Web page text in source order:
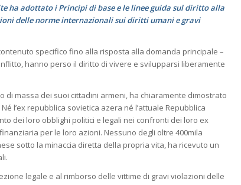
ha adottato i Principi di base e le linee guida sul diritto alla
delle norme internazionali sui diritti umani e gravi
specifico fino alla risposta alla domanda principale –
hanno perso il diritto di vivere e svilupparsi liberamente
di massa dei suoi cittadini armeni, ha chiaramente dimostrato
l’ex repubblica sovietica azera né l’attuale Repubblica
dei loro obblighi politici e legali nei confronti dei loro ex
per le loro azioni. Nessuno degli oltre 400mila
sotto la minaccia diretta della propria vita, ha ricevuto un
legale e al rimborso delle vittime di gravi violazioni delle